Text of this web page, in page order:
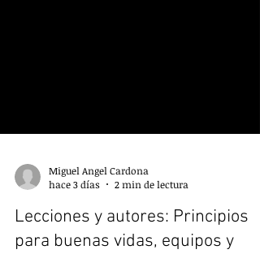
Miguel Angel Cardona
hace 3 días
2 min de lectura